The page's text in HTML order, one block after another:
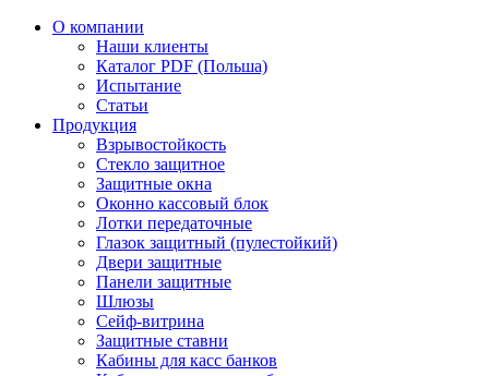
О компании
Наши клиенты
Каталог PDF (Польша)
Испытание
Статьи
Продукция
Взрывостойкость
Стекло защитное
Защитные окна
Оконно кассовый блок
Лотки передаточные
Глазок защитный (пулестойкий)
Двери защитные
Панели защитные
Шлюзы
Сейф-витрина
Защитные ставни
Кабины для касс банков